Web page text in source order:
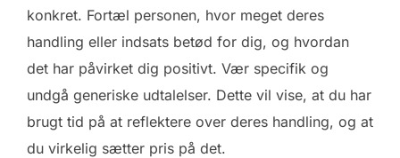
konkret. Fortæl personen, hvor meget deres
handling eller indsats betød for dig, og hvordan
det har påvirket dig positivt. Vær specifik og
undgå generiske udtalelser. Dette vil vise, at du har
brugt tid på at reflektere over deres handling, og at
du virkelig sætter pris på det.